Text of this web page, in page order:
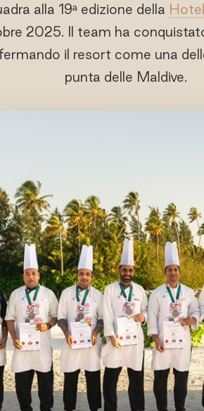
alla 19ª edizione della
2025. Il team ha
il resort come una
punta delle Maldive.